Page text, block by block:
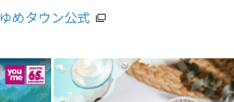
ゆめタウン公式